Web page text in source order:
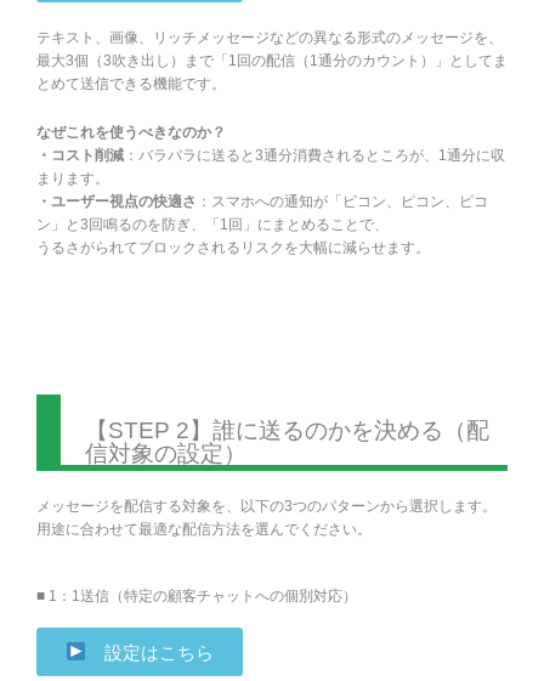
テキスト、画像、リッチメッセージなどの異なる形式のメッセージを、
最大3個（3吹き出し）まで「1回の配信（1通分のカウント）」としてま
とめて送信できる機能です。
なぜこれを使うべきなのか？
・コスト削減 ：バラバラに送ると3通分消費されるところが、1通分に収
まります。
・ユーザー視点の快適さ ：スマホへの通知が「ピコン、ピコン、ピコ
ン」と3回鳴るのを防ぎ、「1回」にまとめることで、
うるさがられてブロックされるリスクを大幅に減らせます。
【STEP 2】誰に送るのかを決める（配
信対象の設定）
メッセージを配信する対象を、以下の3つのパターンから選択します。
用途に合わせて最適な配信方法を選んでください。
■ 1：1送信（特定の顧客チャットへの個別対応）
設定はこちら